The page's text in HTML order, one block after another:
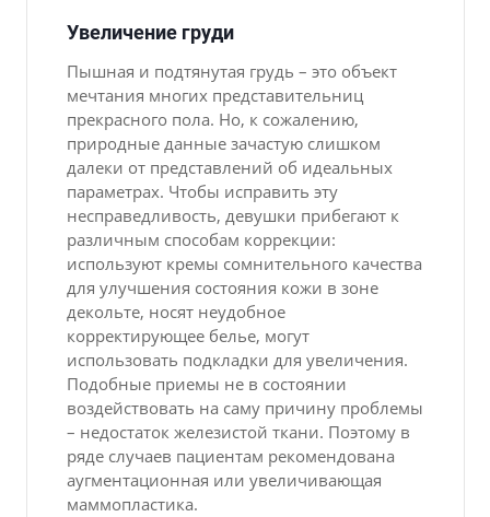
Увеличение груди
Пышная и подтянутая грудь – это объект
мечтания многих представительниц
прекрасного пола. Но, к сожалению,
природные данные зачастую слишком
далеки от представлений об идеальных
параметрах. Чтобы исправить эту
несправедливость, девушки прибегают к
различным способам коррекции:
используют кремы сомнительного качества
для улучшения состояния кожи в зоне
декольте, носят неудобное
корректирующее белье, могут
использовать подкладки для увеличения.
Подобные приемы не в состоянии
воздействовать на саму причину проблемы
– недостаток железистой ткани. Поэтому в
ряде случаев пациентам рекомендована
аугментационная или увеличивающая
маммопластика.